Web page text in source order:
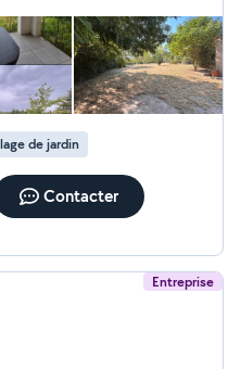
de jardin
Contacter
Entreprise